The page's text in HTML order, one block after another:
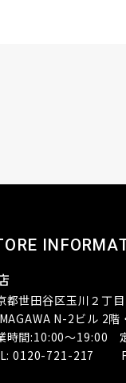
都世田谷区玉川２丁
N-2ビル 2階
時間:10:00～19:00
0120-721-217